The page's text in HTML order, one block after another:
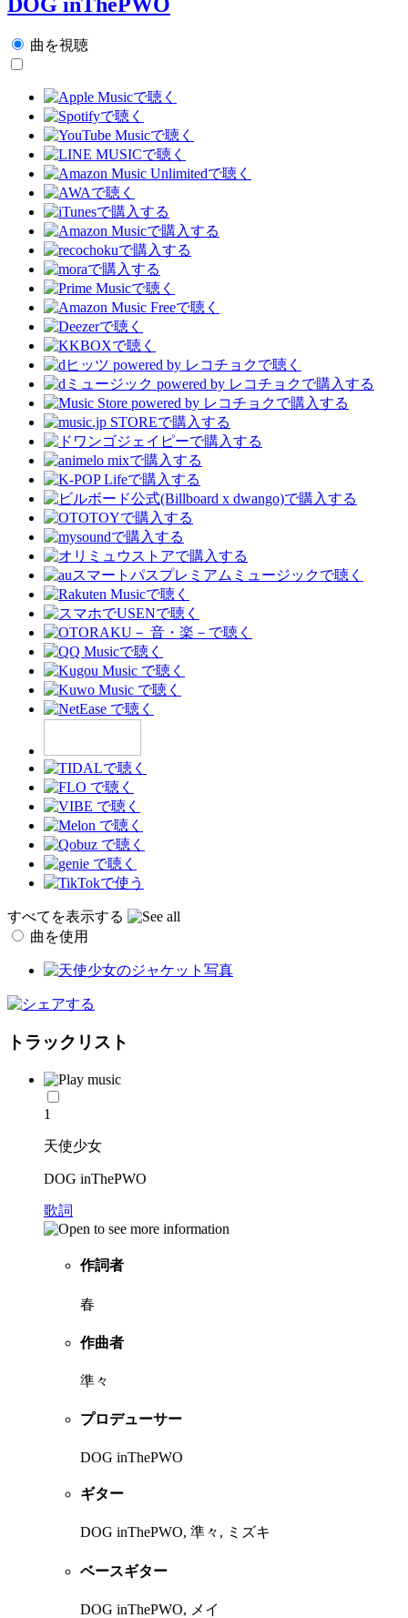
曲を視聴
すべてを表示する
曲を使用
トラックリスト
1
天使少女
DOG inThePWO
歌詞
作詞者
春
作曲者
準々
プロデューサー
DOG inThePWO
ギター
DOG inThePWO, 準々, ミズキ
ベースギター
DOG inThePWO, メイ